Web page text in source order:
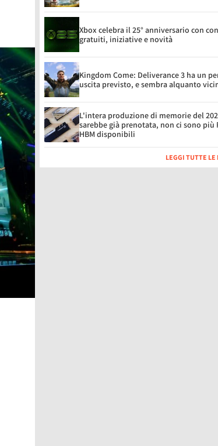
Xbox celebra il 25° anniversario con
gratuiti, iniziative e novità
Kingdom Come: Deliverance 3 ha un
uscita previsto, e sembra alquanto
L'intera produzione di memorie del
sarebbe già prenotata, non ci sono più
HBM disponibili
LEGGI TUTTE LE